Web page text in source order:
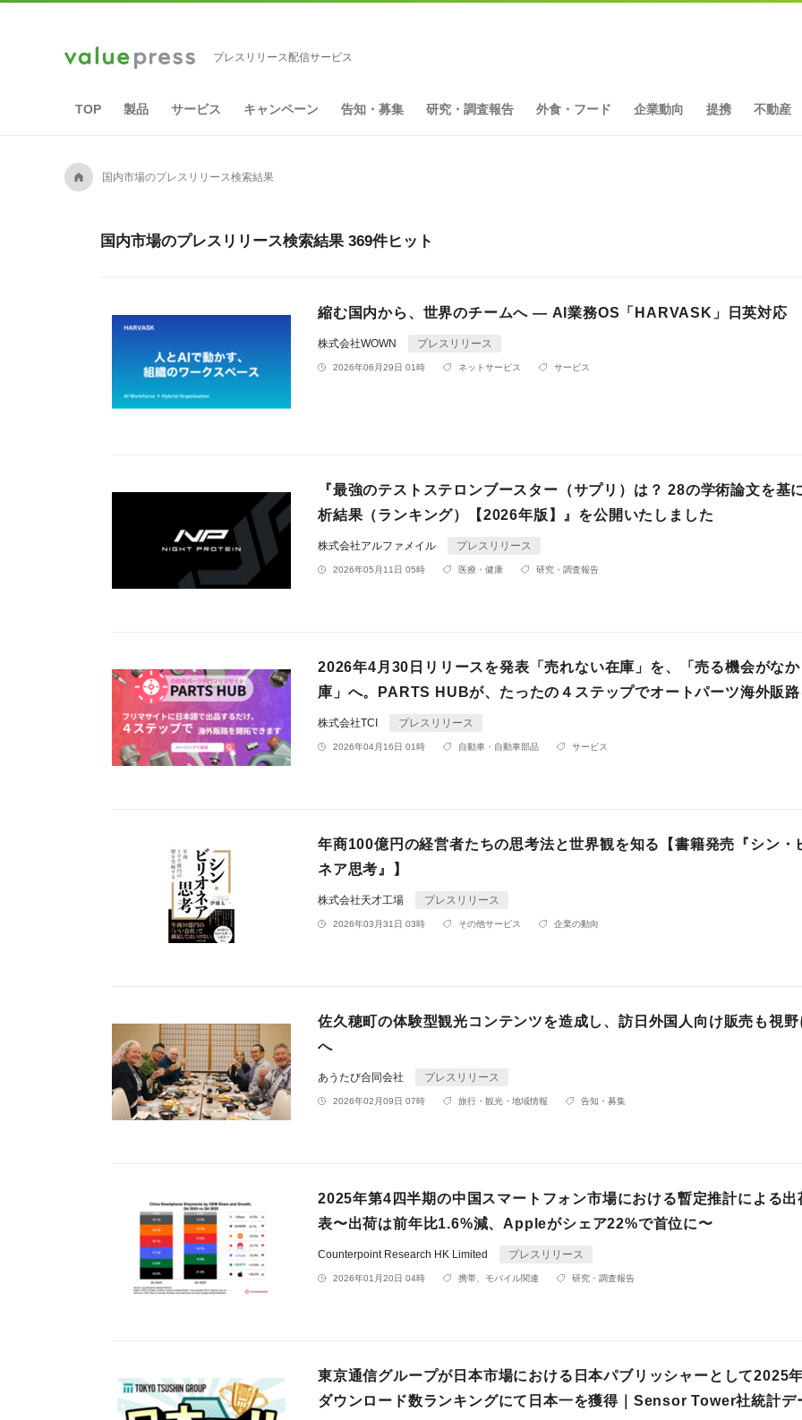
プレスリリース配信サービス
TOP 製品 サービス キャンペーン 告知・募集 研究・調査報告 外食・フード 企業動向 提携 不動産
A 国内市場のプレスリリース検索結果
国内市場のプレスリリース検索結果 369件ヒット
縮む国内から、世界のチームへ ― AI業務OS「HARVASK」日英対応
株式会社WOWN プレスリリース
2026年06月29日 01時 ネットサービス サービス
『最強のテストステロンブースター（サプリ）は？ 28の学術論文を基
析結果（ランキング）【2026年版】』を公開いたしました
株式会社アルファメイル プレスリリース
2026年05月11日 05時 医療・健康 研究・調査報告
2026年4月30日リリースを発表「売れない在庫」を、「売る機会がな
庫」へ。PARTS HUBが、たったの４ステップでオートパーツ海外販
株式会社TCI プレスリリース
2026年04月16日 01時 自動車・自動車部品 サービス
年商100億円の経営者たちの思考法と世界観を知る【書籍発売『シン・
ネア思考』】
株式会社天才工場 プレスリリース
2026年03月31日 03時 その他サービス 企業の動向
佐久穂町の体験型観光コンテンツを造成し、訪日外国人向け販売も視
へ
あうたび合同会社 プレスリリース
2026年02月09日 07時 旅行・観光・地域情報 告知・募集
2025年第4四半期の中国スマートフォン市場における暫定推計による出
表〜出荷は前年比1.6%減、Appleがシェア22%で首位に〜
Counterpoint Research HK Limited プレスリリース
2026年01月20日 04時 携帯、モバイル関連 研究・調査報告
東京通信グループが日本市場における日本パブリッシャーとして2025
ダウンロード数ランキングにて日本一を獲得｜Sensor Tower社統計デ